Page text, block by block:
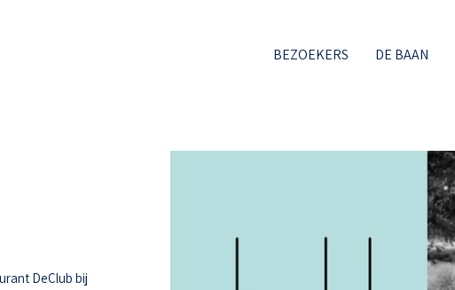
BEZOEKERS DE BAAN
DeClub bij